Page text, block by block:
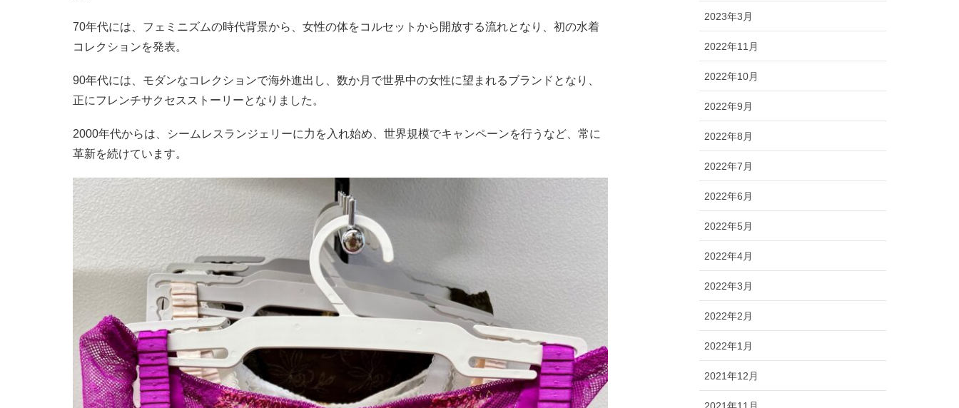
70年代には、フェミニズムの時代背景から、女性の体をコルセットから開放する流れとなり、初の水着
コレクションを発表。
90年代には、モダンなコレクションで海外進出し、数か月で世界中の女性に望まれるブランドとなり、
正にフレンチサクセスストーリーとなりました。
2000年代からは、シームレスランジェリーに力を入れ始め、世界規模でキャンペーンを行うなど、常に
革新を続けています。
2023年3月
2022年11月
2022年10月
2022年9月
2022年8月
2022年7月
2022年6月
2022年5月
2022年4月
2022年3月
2022年2月
2022年1月
2021年12月